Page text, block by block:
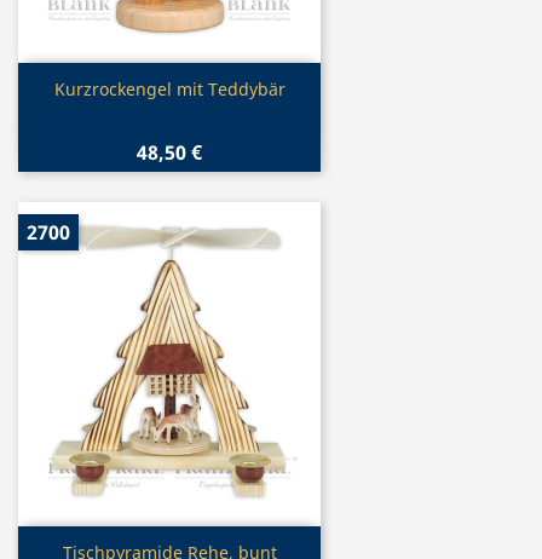
Vorschau
Kurzrockengel mit Teddybär
48,50 €
Vorschau
Tischpyramide Rehe, bunt
2700